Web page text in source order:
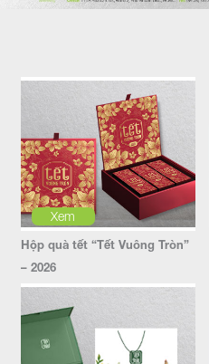
Xem
Hộp quà tết “Tết Vuông Tròn”
– 2026